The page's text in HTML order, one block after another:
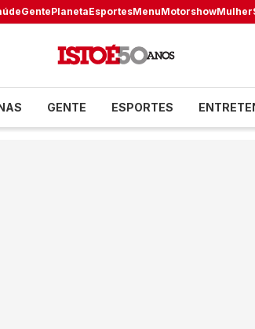
GentePlanetaEsportesMenuMotorshowMulher
GENTE ESPORTES